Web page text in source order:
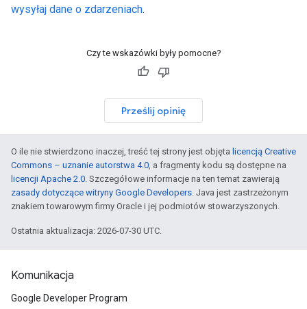
wysyłaj dane o zdarzeniach.
Czy te wskazówki były pomocne?
Prześlij opinię
O ile nie stwierdzono inaczej, treść tej strony jest objęta licencją Creative
Commons – uznanie autorstwa 4.0, a fragmenty kodu są dostępne na
licencji Apache 2.0. Szczegółowe informacje na ten temat zawierają
zasady dotyczące witryny Google Developers. Java jest zastrzeżonym
znakiem towarowym firmy Oracle i jej podmiotów stowarzyszonych.
Ostatnia aktualizacja: 2026-07-30 UTC.
Komunikacja
Google Developer Program